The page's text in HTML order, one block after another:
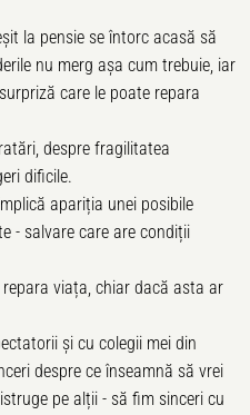
la pensie se întorc acasă să
nu merg așa cum trebuie, iar
care le poate repara
despre fragilitatea
dificile.
apariția unei posibile
- salvare care are condiții
viața, chiar dacă asta ar
și cu colegii mei din
despre ce înseamnă să vrei
pe alții - să fim sinceri cu